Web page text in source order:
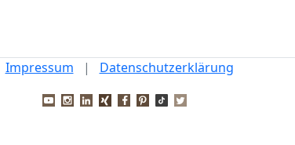
Impressum | Datenschutzerklärung